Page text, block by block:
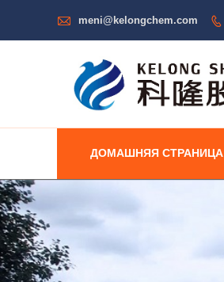
 meni@kelongchem.com 
ДОМАШНЯЯ СТРАНИЦА